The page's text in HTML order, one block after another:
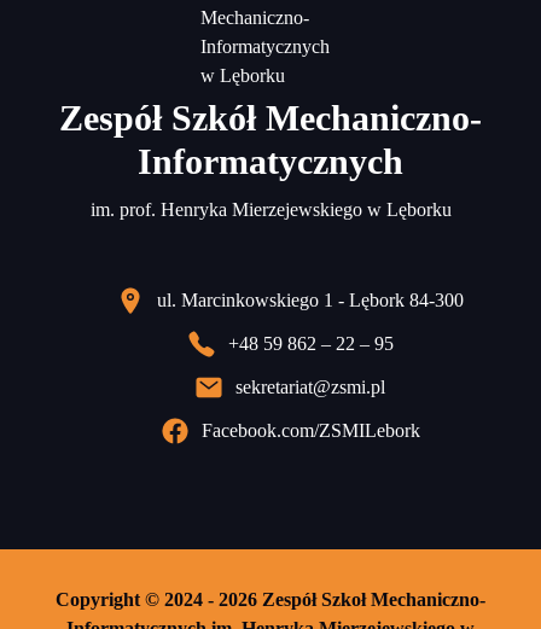
Zespół Szkół Mechaniczno-
Informatycznych
im. prof. Henryka Mierzejewskiego w Lęborku
ul. Marcinkowskiego 1 - Lębork 84-300
+48 59 862 – 22 – 95
sekretariat@zsmi.pl
Facebook.com/ZSMILebork
Copyright © 2024 - 2026 Zespół Szkoł Mechaniczno-